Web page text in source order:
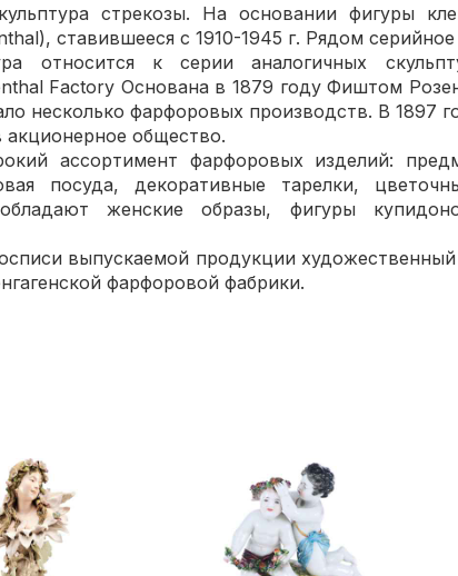
стрекозы. На основании фигуры
ставившееся с 1910-1945 г. Рядом
относится к серии аналогичных
Factory Основана в 1879 году Фиштом
несколько фарфоровых производств. В 1897
акционерное общество.
ассортимент фарфоровых изделий:
посуда, декоративные тарелки,
женские образы, фигуры
выпускаемой продукции
фарфоровой фабрики.